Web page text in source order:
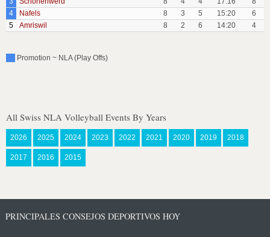
4
Nafels 8 3 5 15:20
6
5
Amriswil 8 2 6 14:20 4
Promotion ~ NLA (Play Offs)
All Swiss NLA Volleyball Events By Years
2026 2025 2024 2023 2022 2021 2020 2019 2018
2017 2016 2015
PRINCIPALES CONSEJOS DEPORTIVOS HOY